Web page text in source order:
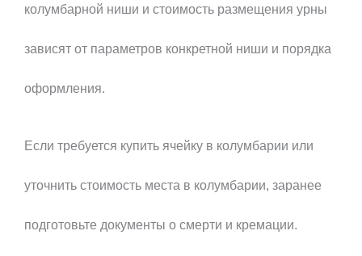
колумбарной ниши и стоимость размещения урны
зависят от параметров конкретной ниши и порядка
оформления.
Если требуется купить ячейку в колумбарии или
уточнить стоимость места в колумбарии, заранее
подготовьте документы о смерти и кремации.